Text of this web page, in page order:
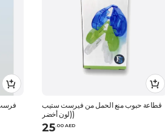
قطاعة حبوب منع الحمل من فيرست ستيب
(لون أخضر)
25 00 AED